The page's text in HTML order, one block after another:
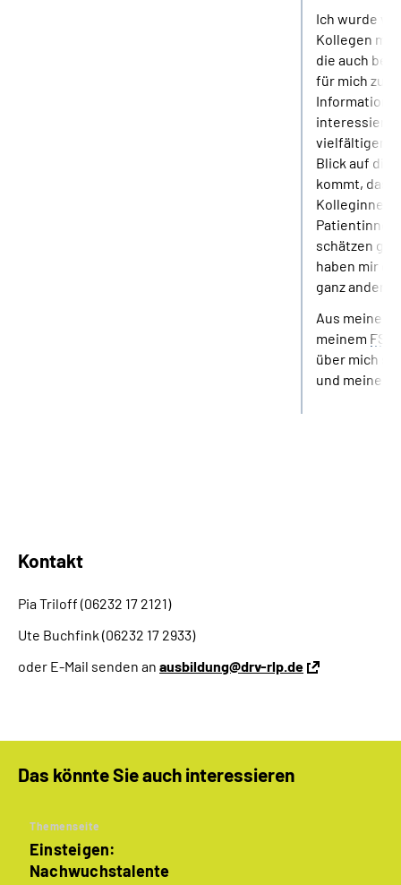
Ich wurde
Kollegen mit
die auch
für mich zu
vielfältigen
Blick auf die
kommt, dass
Kolleginnen
Patientinnen
schätzen
haben mir
ganz
Aus meiner
meinem FSJ
über mich
und meinen
Kontakt
Pia Triloff (06232 17 2121)
Ute Buchfink (06232 17 2933)
oder E-Mail senden an ausbildung@drv-rlp.de
Das könnte Sie auch interessieren
Themenseite
Einsteigen:
Nachwuchstalente